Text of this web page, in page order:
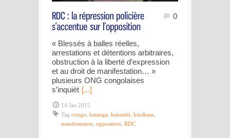
0
« Blessés à balles réelles,
arrestations et détentions arbitraires,
obstruction à la liberté d’expression
et au droit de manifestation… »
plusieurs ONG congolaises
s’inquièt [...]
14 Jan 2015
Tag congo katanga katumbi kinshasa
manifestation opposition RDC